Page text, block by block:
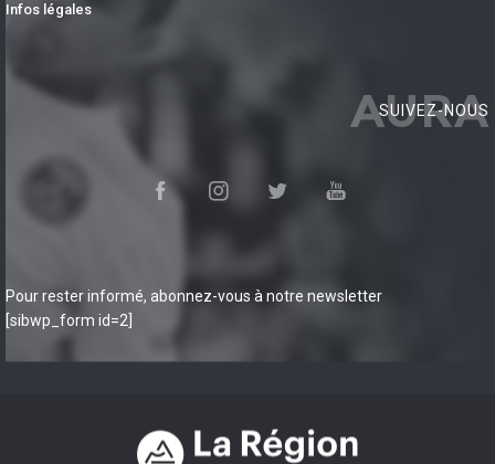
Infos légales
AURA
SUIVEZ-NOUS
Pour rester informé, abonnez-vous à notre newsletter
[sibwp_form id=2]